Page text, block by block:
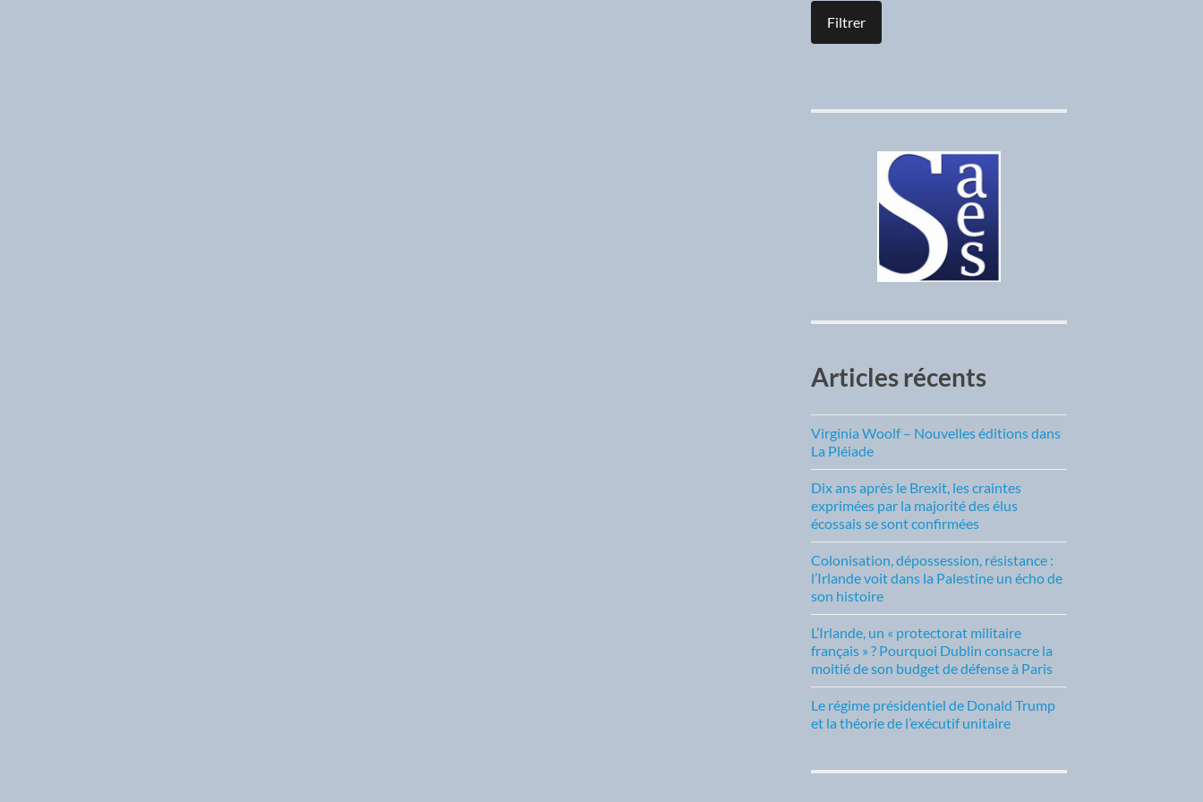
Articles récents
Virginia Woolf – Nouvelles éditions dans
La Pléiade
Dix ans après le Brexit, les craintes
exprimées par la majorité des élus
écossais se sont confirmées
Colonisation, dépossession, résistance :
l’Irlande voit dans la Palestine un écho de
son histoire
L’Irlande, un « protectorat militaire
français » ? Pourquoi Dublin consacre la
moitié de son budget de défense à Paris
Le régime présidentiel de Donald Trump
et la théorie de l’exécutif unitaire